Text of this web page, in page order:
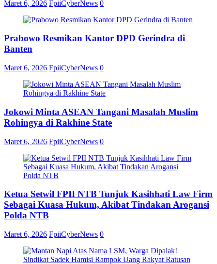
Maret 6, 2026 FpiiCyberNews 0
Prabowo Resmikan Kantor DPD Gerindra di
Banten
Maret 6, 2026 FpiiCyberNews 0
Jokowi Minta ASEAN Tangani Masalah Muslim
Rohingya di Rakhine State
Maret 6, 2026 FpiiCyberNews 0
Ketua Setwil FPII NTB Tunjuk Kasihhati Law Firm
Sebagai Kuasa Hukum, Akibat Tindakan Arogansi
Polda NTB
Maret 6, 2026 FpiiCyberNews 0